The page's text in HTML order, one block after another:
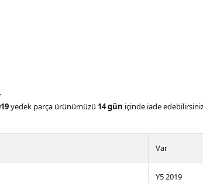
yedek parça ürünümüzü 14 gün içinde iade
Var
Y5 2019